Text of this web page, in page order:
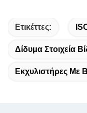
Ετικέττες:
Δίδυμα Στοιχεία
Εκχυλιστήρες Με